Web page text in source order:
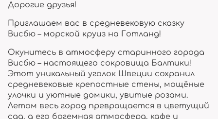
Дорогие друзья!
Приглашаем вас в средневековую сказку
Висбю – морской круиз на Готланд!
Окунитесь в атмосферу старинного города
Висбю – настоящего сокровища Балтики!
Этот уникальный уголок Швеции сохранил
средневековые крепостные стены, мощёные
улочки и уютные домики, увитые розами.
Летом весь город превращается в цветущий
сад, а его богемная атмосфера, кафе и